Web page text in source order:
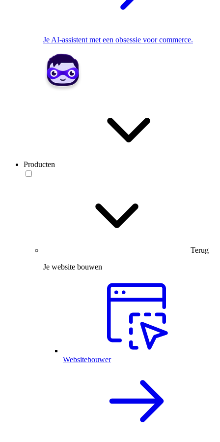
Je AI-assistent met een obsessie voor commerce.
Producten
Terug
Je website bouwen
Websitebouwer